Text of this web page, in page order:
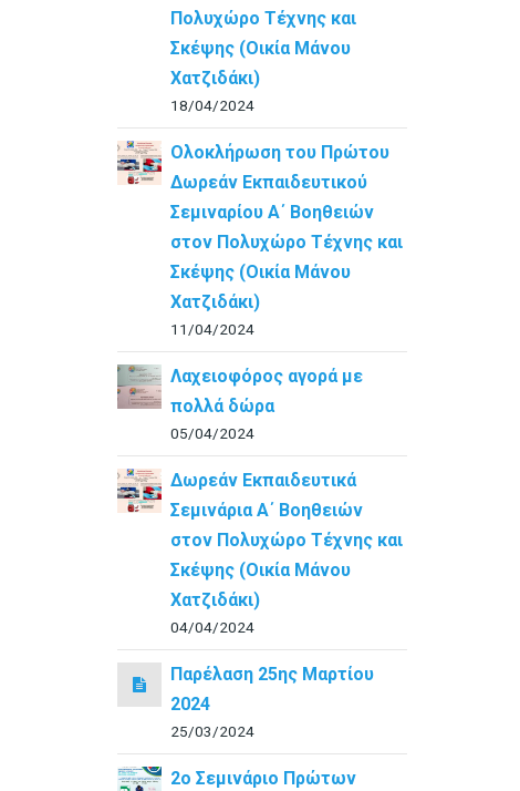
Πολυχώρο Τέχνης και
Σκέψης (Οικία Μάνου
Χατζιδάκι)
18/04/2024
Ολοκλήρωση του Πρώτου
Δωρεάν Εκπαιδευτικού
Σεμιναρίου Α΄ Βοηθειών
στον Πολυχώρο Τέχνης και
Σκέψης (Οικία Μάνου
Χατζιδάκι)
11/04/2024
Λαχειοφόρος αγορά με
πολλά δώρα
05/04/2024
Δωρεάν Εκπαιδευτικά
Σεμινάρια Α΄ Βοηθειών
στον Πολυχώρο Τέχνης και
Σκέψης (Οικία Μάνου
Χατζιδάκι)
04/04/2024
Παρέλαση 25ης Μαρτίου
2024
25/03/2024
2ο Σεμινάριο Πρώτων